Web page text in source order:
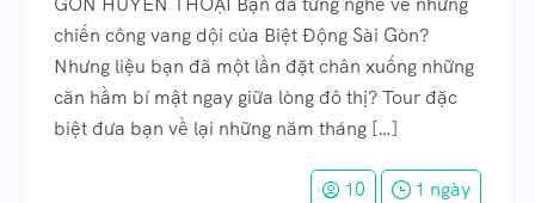
chiến công vang dội của Biệt Động Sài Gòn?
Nhưng liệu bạn đã một lần đặt chân xuống những
căn hầm bí mật ngay giữa lòng đô thị? Tour đặc
biệt đưa bạn về lại những năm tháng […]
10 1 ngày